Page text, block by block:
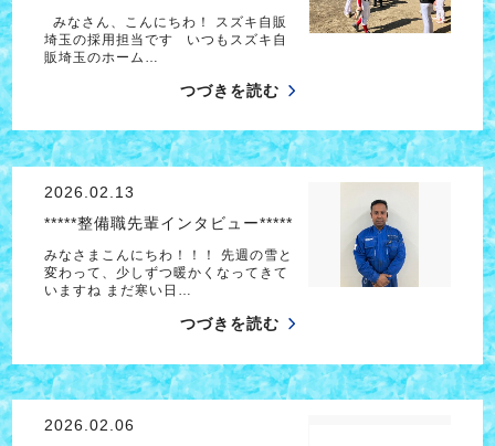
みなさん、こんにちわ！ スズキ自販
埼玉の採用担当です いつもスズキ自
販埼玉のホーム…
つづきを読む
2026.02.13
*****整備職先輩インタビュー*****
みなさまこんにちわ！！！ 先週の雪と
変わって、少しずつ暖かくなってきて
いますね まだ寒い日…
つづきを読む
2026.02.06